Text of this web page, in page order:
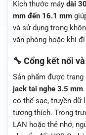
Kích thước máy dài
mm đến 16.1 mm
và sử dụng trong
văn phòng hoặc khi
🔧 Cổng kết nối
Sản phẩm được trang
jack tai nghe 3.5 mm
có thể sạc, truyền dữ
tương thích. Trong
LAN hoặc thẻ nhớ,